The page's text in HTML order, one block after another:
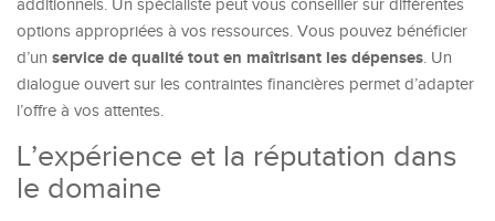
additionnels. Un spécialiste peut vous conseiller sur différentes
options appropriées à vos ressources. Vous pouvez bénéficier
d’un service de qualité tout en maîtrisant les dépenses. Un
dialogue ouvert sur les contraintes financières permet d’adapter
l’offre à vos attentes.
L’expérience et la réputation dans
le domaine